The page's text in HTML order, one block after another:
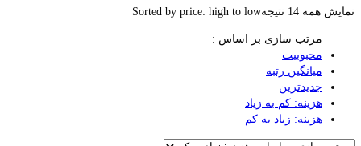
نمایش همه 14 نتیجه Sorted by price: high to low
مرتب سازی بر اساس :
محبوبیت
میانگین رتبه
جدیدترین
هزینه: کم به زیاد
هزینه: زیاد به کم